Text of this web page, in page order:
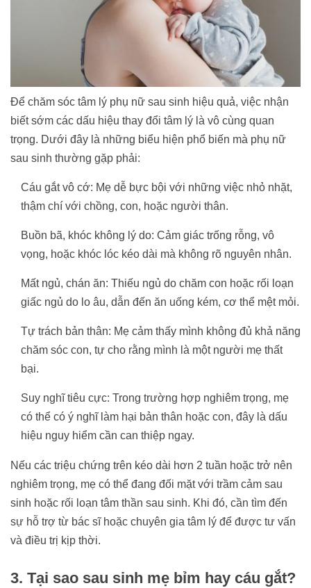
Để chăm sóc tâm lý phụ nữ sau sinh hiệu quả, việc nhận
biết sớm các dấu hiệu thay đổi tâm lý là vô cùng quan
trọng. Dưới đây là những biểu hiện phổ biến mà phụ nữ
sau sinh thường gặp phải:
Cáu gắt vô cớ: Mẹ dễ bực bội với những việc nhỏ nhặt,
thậm chí với chồng, con, hoặc người thân.
Buồn bã, khóc không lý do: Cảm giác trống rỗng, vô
vọng, hoặc khóc lóc kéo dài mà không rõ nguyên nhân.
Mất ngủ, chán ăn: Thiếu ngủ do chăm con hoặc rối loạn
giấc ngủ do lo âu, dẫn đến ăn uống kém, cơ thể mệt mỏi.
Tự trách bản thân: Mẹ cảm thấy mình không đủ khả năng
chăm sóc con, tự cho rằng mình là một người mẹ thất
bại.
Suy nghĩ tiêu cực: Trong trường hợp nghiêm trọng, mẹ
có thể có ý nghĩ làm hại bản thân hoặc con, đây là dấu
hiệu nguy hiểm cần can thiệp ngay.
Nếu các triệu chứng trên kéo dài hơn 2 tuần hoặc trở nên
nghiêm trọng, mẹ có thể đang đối mặt với trầm cảm sau
sinh hoặc rối loạn tâm thần sau sinh. Khi đó, cần tìm đến
sự hỗ trợ từ bác sĩ hoặc chuyên gia tâm lý để được tư vấn
và điều trị kịp thời.
3. Tại sao sau sinh mẹ bỉm hay cáu gắt?